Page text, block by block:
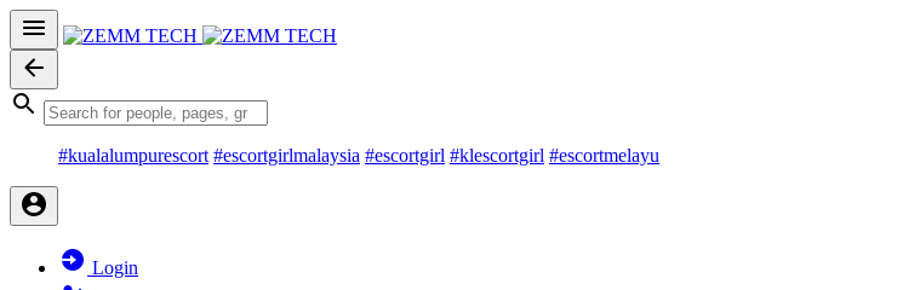
#kualalumpurescort #escortgirlmalaysia #escortgirl #klescortgirl #escortmelayu
Login